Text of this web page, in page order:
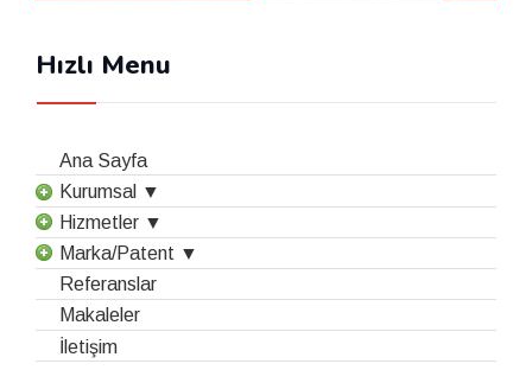
Hızlı Menu
Ana Sayfa
Kurumsal ▼
Hizmetler ▼
Marka/Patent ▼
Referanslar
Makaleler
İletişim